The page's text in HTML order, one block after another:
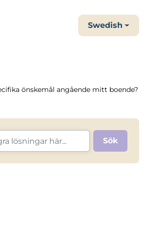
Swedish
önskemål angående mitt boende?